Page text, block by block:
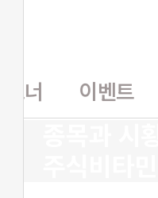
파트너 이벤트
종목과